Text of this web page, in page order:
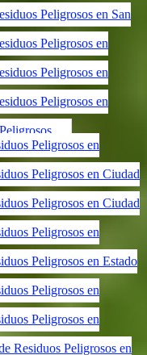
Peligrosos en San
Peligrosos en
Peligrosos en
Peligrosos en
Peligrosos en
Peligrosos en Ciudad
Peligrosos en Ciudad
Peligrosos en
Peligrosos en Estado
Peligrosos en
Peligrosos en
Residuos Peligrosos en